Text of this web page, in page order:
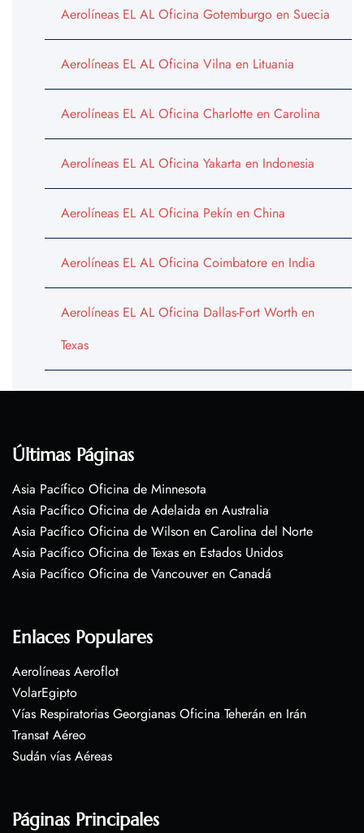
Aerolíneas EL AL Oficina Gotemburgo en Suecia
Aerolíneas EL AL Oficina Vilna en Lituania
Aerolíneas EL AL Oficina Charlotte en Carolina
Aerolíneas EL AL Oficina Yakarta en Indonesia
Aerolíneas EL AL Oficina Pekín en China
Aerolíneas EL AL Oficina Coimbatore en India
Aerolíneas EL AL Oficina Dallas-Fort Worth en
Texas
Últimas Páginas
Asia Pacífico Oficina de Minnesota
Asia Pacífico Oficina de Adelaida en Australia
Asia Pacífico Oficina de Wilson en Carolina del Norte
Asia Pacífico Oficina de Texas en Estados Unidos
Asia Pacífico Oficina de Vancouver en Canadá
Enlaces Populares
Aerolíneas Aeroflot
VolarEgipto
Vías Respiratorias Georgianas Oficina Teherán en Irán
Transat Aéreo
Sudán vías Aéreas
Páginas Principales